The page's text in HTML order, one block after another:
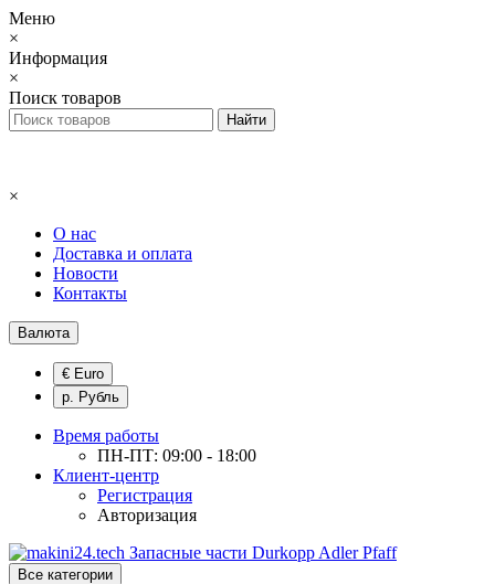
Меню
×
Информация
×
Поиск товаров
×
О нас
Доставка и оплата
Новости
Контакты
Валюта
€ Euro
р. Рубль
Время работы
ПН-ПТ: 09:00 - 18:00
Клиент-центр
Регистрация
Авторизация
Все категории